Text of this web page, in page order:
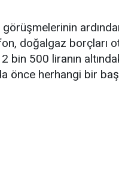
doğalgaz borçları
bin 500 liranın
önce herhangi bir